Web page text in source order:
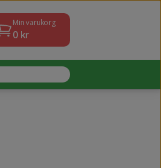
Min varukorg
0kr